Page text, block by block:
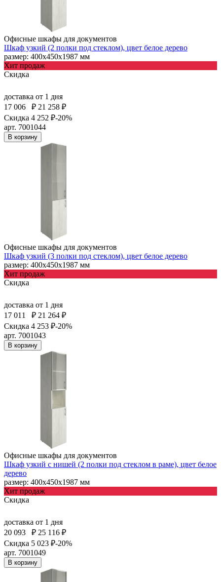
Офисные шкафы для документов
Шкаф узкий (2 полки под стеклом), цвет белое дерево
размер: 400х450х1987 мм
Хит продаж
Скидка
доставка от 1 дня
17 006
₽ 21 258 ₽
Скидка 4 252 ₽-20%
арт. 7001044
В корзину
Офисные шкафы для документов
Шкаф узкий (3 полки под стеклом), цвет белое дерево
размер: 400х450х1987 мм
Хит продаж
Скидка
доставка от 1 дня
17 011
₽ 21 264 ₽
Скидка 4 253 ₽-20%
арт. 7001043
В корзину
Офисные шкафы для документов
Шкаф узкий с нишей (2 полки под стеклом в раме), цвет белое
дерево
размер: 400х450х1987 мм
Хит продаж
Скидка
доставка от 1 дня
20 093
₽ 25 116 ₽
Скидка 5 023 ₽-20%
арт. 7001049
В корзину